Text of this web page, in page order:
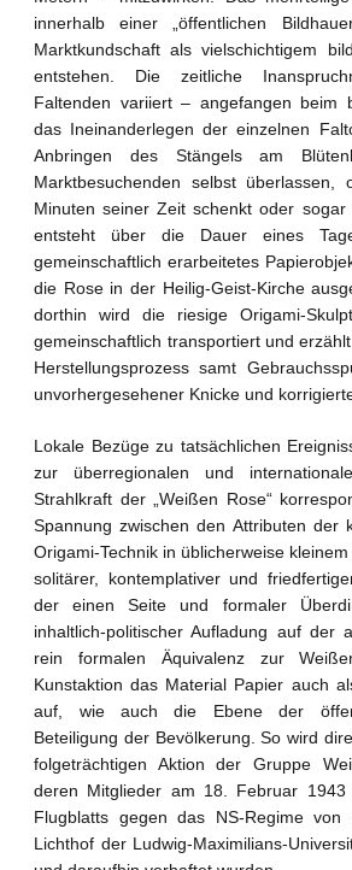
innerhalb einer „öffentlichen
Marktkundschaft als vielschichtigem
entstehen. Die zeitliche
Faltenden variiert – angefangen beim
das Ineinanderlegen der einzelnen
Anbringen des Stängels am
Marktbesuchenden selbst
Minuten seiner Zeit schenkt oder
entsteht über die Dauer eines
gemeinschaftlich erarbeitetes
die Rose in der Heilig-Geist-Kirche
dorthin wird die riesige Origami-
gemeinschaftlich transportiert und
Herstellungsprozess samt
unvorhergesehener Knicke und
Lokale Bezüge zu tatsächlichen
zur überregionalen und
Strahlkraft der „Weißen Rose“
Spannung zwischen den Attributen der
Origami-Technik in üblicherweise
solitärer, kontemplativer und
der einen Seite und formaler
inhaltlich-politischer Aufladung auf der
rein formalen Äquivalenz zur
Kunstaktion das Material Papier auch
auf, wie auch die Ebene der
Beteiligung der Bevölkerung. So wird
folgeträchtigen Aktion der Gruppe
deren Mitglieder am 18. Februar 1943
Flugblatts gegen das NS-Regime
Lichthof der Ludwig-Maximilians-